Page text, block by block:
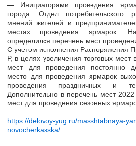
— Инициаторами проведения
города. Отдел потребительского
мнений жителей и
местах проведения ярмарок.
определился перечень мест
С учетом исполнения Распоряжения
Р, в целях увеличения торговых мест
мест для проведения постоянно
место для проведения ярмарок
проведения праздничных и
Дополнительно в перечень мест
мест для проведения сезонных
https://delovoy-yug.ru/masshtabnaya-
novocherkasska/